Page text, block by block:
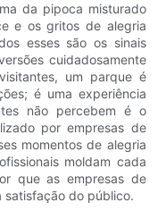
da pipoca misturado
e os gritos de alegria
esses são os sinais
cuidadosamente
um parque é
é uma experiência
não percebem é o
por empresas de
momentos de alegria
moldam cada
que as empresas de
satisfação do público.